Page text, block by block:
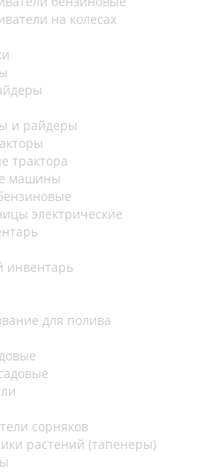
на колесах
и райдеры
трактора
машины
электрические
инвентарь
для полива
сорняков
растений (тапенеры)